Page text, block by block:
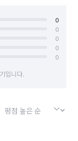
0
0
0
0
0
입니다.